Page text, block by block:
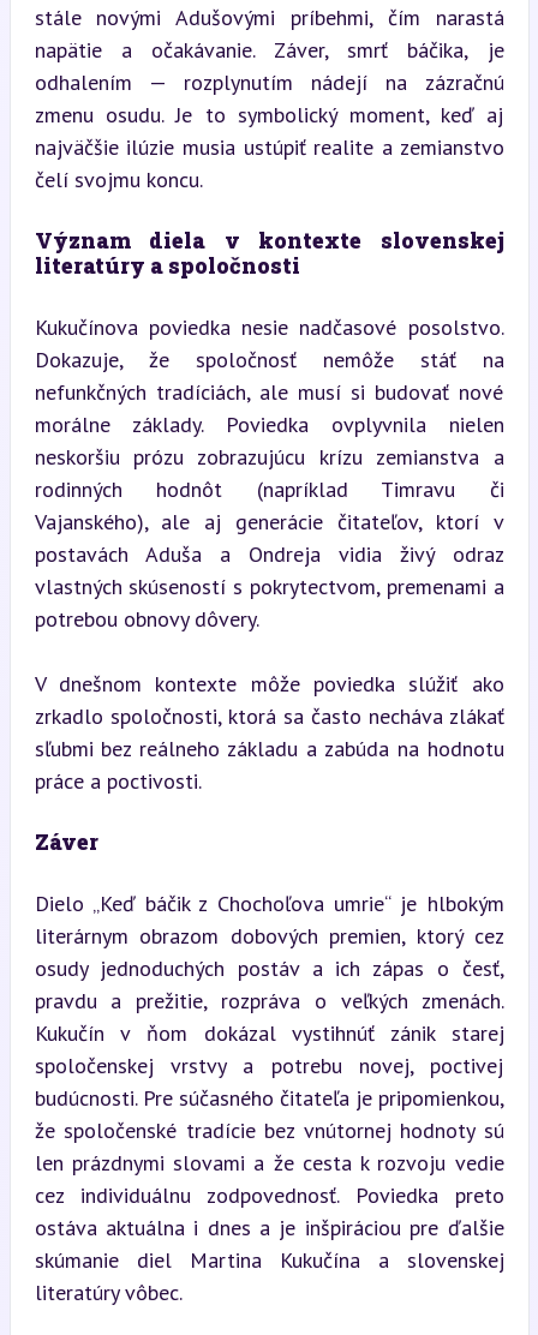
stále novými Adušovými príbehmi, čím narastá
napätie a očakávanie. Záver, smrť báčika, je
odhalením — rozplynutím nádejí na zázračnú
zmenu osudu. Je to symbolický moment, keď aj
najväčšie ilúzie musia ustúpiť realite a zemianstvo
čelí svojmu koncu.
Význam diela v kontexte slovenskej
literatúry a spoločnosti
Kukučínova poviedka nesie nadčasové posolstvo.
Dokazuje, že spoločnosť nemôže stáť na
nefunkčných tradíciách, ale musí si budovať nové
morálne základy. Poviedka ovplyvnila nielen
neskoršiu prózu zobrazujúcu krízu zemianstva a
rodinných hodnôt (napríklad Timravu či
Vajanského), ale aj generácie čitateľov, ktorí v
postavách Aduša a Ondreja vidia živý odraz
vlastných skúseností s pokrytectvom, premenami a
potrebou obnovy dôvery.
V dnešnom kontexte môže poviedka slúžiť ako
zrkadlo spoločnosti, ktorá sa často necháva zlákať
sľubmi bez reálneho základu a zabúda na hodnotu
práce a poctivosti.
Záver
Dielo „Keď báčik z Chochoľova umrie“ je hlbokým
literárnym obrazom dobových premien, ktorý cez
osudy jednoduchých postáv a ich zápas o česť,
pravdu a prežitie, rozpráva o veľkých zmenách.
Kukučín v ňom dokázal vystihnúť zánik starej
spoločenskej vrstvy a potrebu novej, poctivej
budúcnosti. Pre súčasného čitateľa je pripomienkou,
že spoločenské tradície bez vnútornej hodnoty sú
len prázdnymi slovami a že cesta k rozvoju vedie
cez individuálnu zodpovednosť. Poviedka preto
ostáva aktuálna i dnes a je inšpiráciou pre ďalšie
skúmanie diel Martina Kukučína a slovenskej
literatúry vôbec.